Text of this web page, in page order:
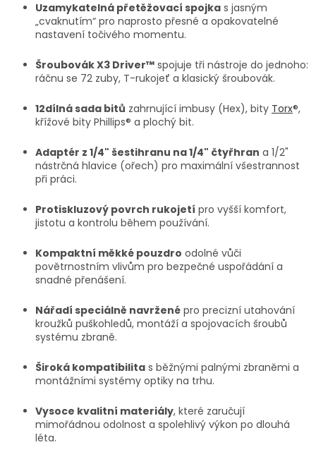
Uzamykatelná přetěžovací spojka s jasným
„cvaknutím“ pro naprosto přesné a opakovatelné
nastavení točivého momentu.
Šroubovák X3 Driver™ spojuje tři nástroje do jednoho:
ráčnu se 72 zuby, T-rukojeť a klasický šroubovák.
12dílná sada bitů zahrnující imbusy (Hex), bity Torx®,
křížové bity Phillips® a plochý bit.
Adaptér z 1/4" šestihranu na 1/4" čtyřhran a 1/2"
nástrčná hlavice (ořech) pro maximální všestrannost
při práci.
Protiskluzový povrch rukojetí pro vyšší komfort,
jistotu a kontrolu během používání.
Kompaktní měkké pouzdro odolné vůči
povětrnostním vlivům pro bezpečné uspořádání a
snadné přenášení.
Nářadí speciálně navržené pro precizní utahování
kroužků puškohledů, montáží a spojovacích šroubů
systému zbraně.
Široká kompatibilita s běžnými palnými zbraněmi a
montážními systémy optiky na trhu.
Vysoce kvalitní materiály, které zaručují
mimořádnou odolnost a spolehlivý výkon po dlouhá
léta.